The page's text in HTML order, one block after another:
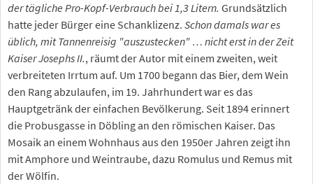
der tägliche Pro-Kopf-Verbrauch bei 1,3 Litern. Grundsätzlich
hatte jeder Bürger eine Schanklizenz. Schon damals war es
üblich, mit Tannenreisig "auszustecken" … nicht erst in der Zeit
Kaiser Josephs II., räumt der Autor mit einem zweiten, weit
verbreiteten Irrtum auf. Um 1700 begann das Bier, dem Wein
den Rang abzulaufen, im 19. Jahrhundert war es das
Hauptgetränk der einfachen Bevölkerung. Seit 1894 erinnert
die Probusgasse in Döbling an den römischen Kaiser. Das
Mosaik an einem Wohnhaus aus den 1950er Jahren zeigt ihn
mit Amphore und Weintraube, dazu Romulus und Remus mit
der Wölfin.